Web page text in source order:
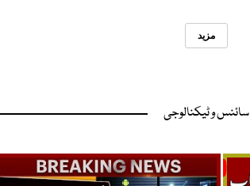
مزید
سائنس و ٹیکنالوجی